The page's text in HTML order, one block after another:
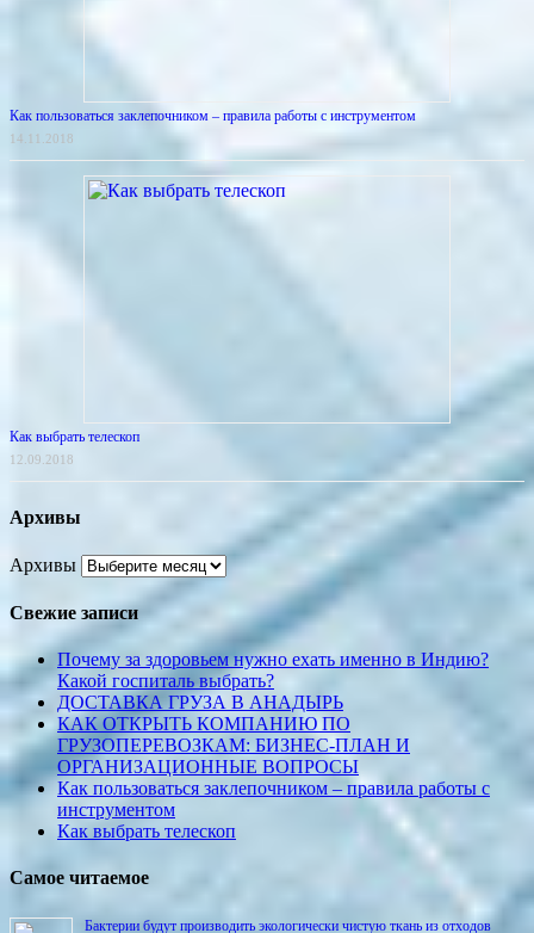
Как пользоваться заклепочником – правила работы с инструментом
14.11.2018
Как выбрать телескоп
12.09.2018
Архивы
Архивы
Свежие записи
Почему за здоровьем нужно ехать именно в Индию?
Какой госпиталь выбрать?
ДОСТАВКА ГРУЗА В АНАДЫРЬ
КАК ОТКРЫТЬ КОМПАНИЮ ПО
ГРУЗОПЕРЕВОЗКАМ: БИЗНЕС-ПЛАН И
ОРГАНИЗАЦИОННЫЕ ВОПРОСЫ
Как пользоваться заклепочником – правила работы с
инструментом
Как выбрать телескоп
Самое читаемое
Бактерии будут производить экологически чистую ткань из отходов